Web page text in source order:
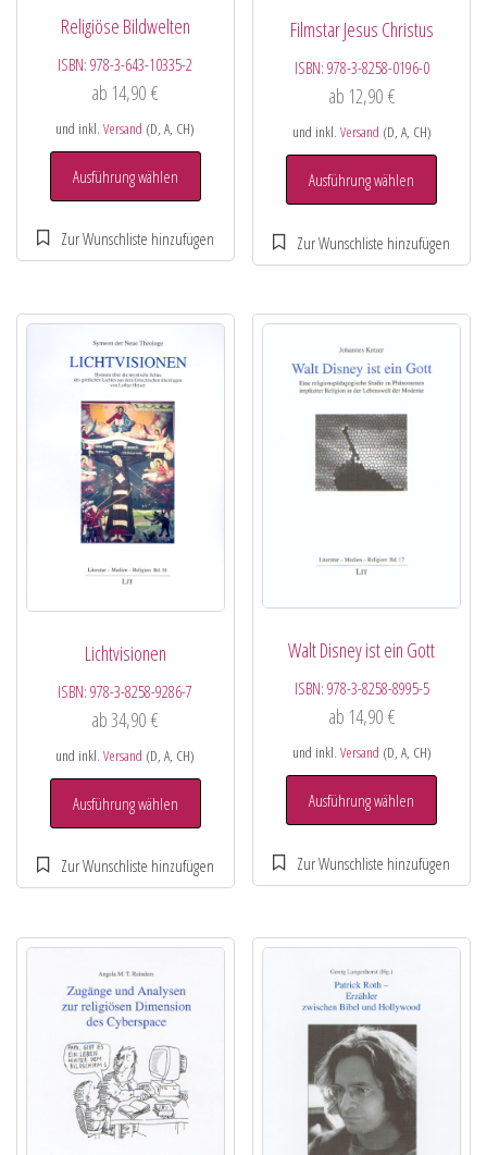
Religiöse Bildwelten
ISBN:978-3-643-10335-2
ab 14,90€
und inkl.Versand (D, A, CH)
Ausführung wählen
Filmstar Jesus Christus
ISBN: 978-3-8258-0196-0
ab 12,90 €
und inkl. Versand (D, A, CH)
Ausführung wählen
Lichtvisionen
ISBN:978-3-8258-9286-7
ab34,90€
und inkl.Versand (D, A, CH)
Ausführung wählen
Walt Disney ist ein Gott
ISBN: 978-3-8258-8995-5
ab 14,90 €
und inkl. Versand (D, A, CH)
Ausführung wählen